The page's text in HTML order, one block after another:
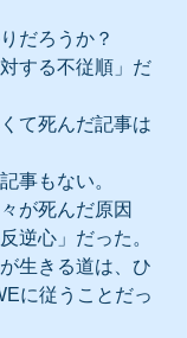
だろうか？
する不従順」だ
て死んだ記事は
事もない。
が死んだ原因
逆心」だった。
生きる道は、ひ
に従うことだっ